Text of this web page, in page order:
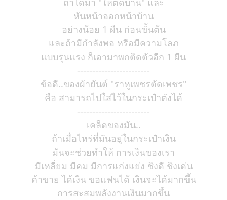
หันหน้าออกหน้าบ้าน
อย่างน้อย 1 ผืน ก่อนขั้นต้น
และถ้ามีกำลังพอ หรือมีความโลภ
แบบรุนแรง ก็เอามาพกติดตัวอีก 1 ผืน
------------------------
ข้อดี..ของผ้ายันต์ "ราหูเพชรตัดเพชร"
คือ สามารถไปใส่ไว้ในกระเป๋าตังได้
------------------------
เคล็ดของมัน..
ถ้าเมื่อไหร่ที่มันอยู่ในกระเป๋าเงิน
มันจะช่วยทำให้ การเงินของเรา
มีเหลี่ยม มีคม มีการแก่งแย่ง ชิงดี ชิงเด่น
ค้าขาย ได้เงิน ขอแฟนได้ เงินจะได้มากขึ้น
การสะสมพลังงานเงินมากขึ้น